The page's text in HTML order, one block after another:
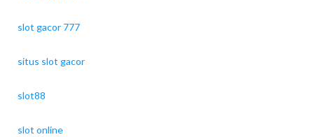
slot gacor 777
situs slot gacor
slot88
slot online